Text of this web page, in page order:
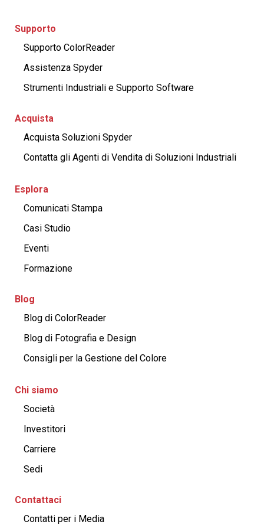
Supporto
Supporto ColorReader
Assistenza Spyder
Strumenti Industriali e Supporto Software
Acquista
Acquista Soluzioni Spyder
Contatta gli Agenti di Vendita di Soluzioni Industriali
Esplora
Comunicati Stampa
Casi Studio
Eventi
Formazione
Blog
Blog di ColorReader
Blog di Fotografia e Design
Consigli per la Gestione del Colore
Chi siamo
Società
Investitori
Carriere
Sedi
Contattaci
Contatti per i Media